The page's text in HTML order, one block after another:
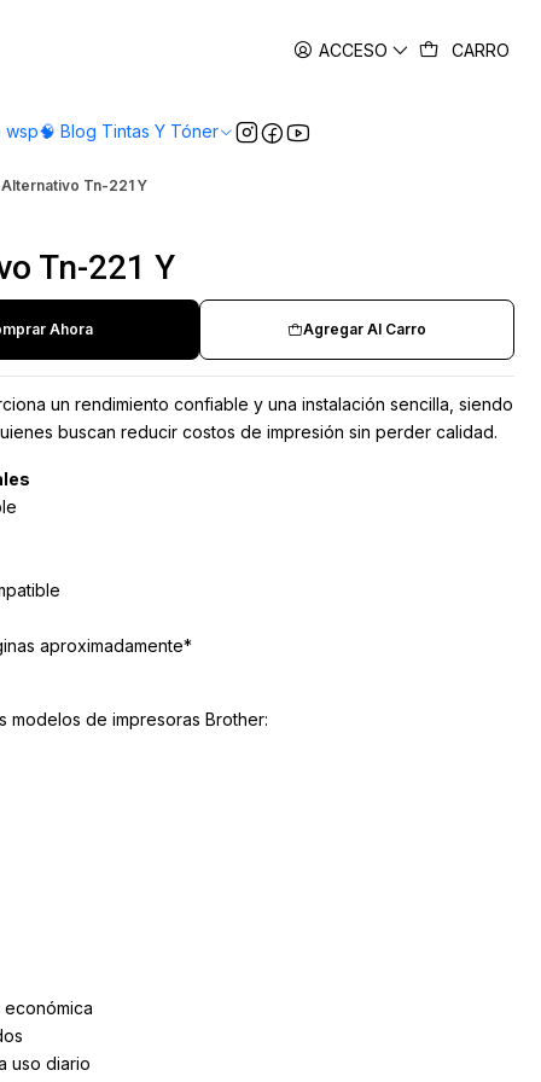
ACCESO CARRO
wsp🧠 Blog Tintas Y Tóner
Tn-221 Y
Tn-221 Y
Agregar Al Carro
Ahora
un rendimiento confiable y una instalación sencilla, siendo
buscan reducir costos de impresión sin perder calidad.
aproximadamente*
modelos de impresoras Brother:
uso diario